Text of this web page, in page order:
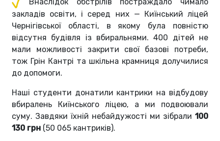
закладів освіти, і серед них — Киїнський ліцей
Чернігівської області, в якому була повністю
відсутня будівля із вбиральнями. 400 дітей не
мали можливості закрити свої базові потреби,
тож Грін Кантрі та шкільна крамниця долучилися
до допомоги.
Наші студенти донатили кантрики на відбудову
вбиралень Киїнського ліцею, а ми подвоювали
суму. Завдяки їхній небайдужості ми зібрали 100
130 грн (50 065 кантриків).